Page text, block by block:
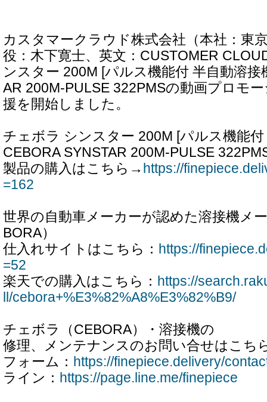
カスタマークラウド株式会社（本社：東
役：木下寛士、英文：CUSTOMER
ンスター 200M [パルス機能付 半自動溶接
AR 200M-PULSE 322PMSの動画プロモ
援を開始しました。
チェボラ シンスター 200M [パルス機能
CEBORA SYNSTAR 200M-PULSE
製品の購入はこちら→ https://
=162
世界の自動車メーカーが認めた溶接機メ
BORA）
仕入れサイトはこちら： https://
=52
楽天での購入はこちら： https://
ll/cebora+%E3%82%A8%E3%82%B9/
チェボラ（CEBORA）・溶接機の
修理、メンテナンスのお問い合せはこち
フォーム： https://finepiece.delivery/
ライン： https://page.line.me/finepiece